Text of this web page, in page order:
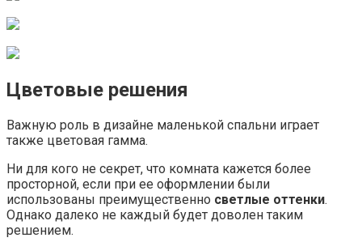
Цветовые решения
Важную роль в дизайне маленькой спальни играет
также цветовая гамма.
Ни для кого не секрет, что комната кажется более
просторной, если при ее оформлении были
использованы преимущественно светлые оттенки.
Однако далеко не каждый будет доволен таким
решением.